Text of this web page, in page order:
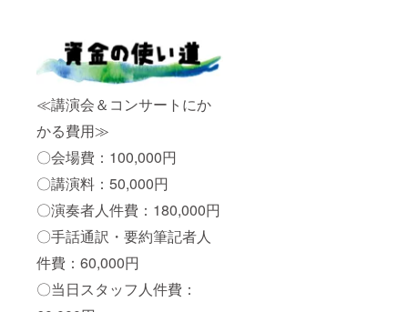
≪講演会＆コンサートにか
かる費用≫
〇会場費：100,000円
〇講演料：50,000円
〇演奏者人件費：180,000円
〇手話通訳・要約筆記者人
件費：60,000円
〇当日スタッフ人件費：